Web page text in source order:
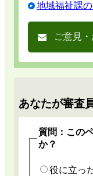
地域福祉課
ご意見
あなたが審査
質問：この
か？
役に立っ